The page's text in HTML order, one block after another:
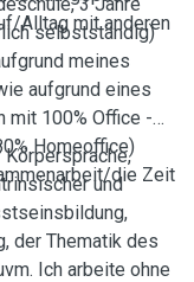
Alltag mit anderen
selbstständig)
meines
aufgrund eines
mit 100% Office -
die Zeit
und
der Thematik des
Ich arbeite ohne